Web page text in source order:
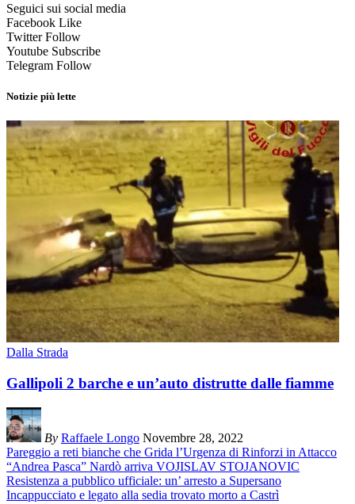
Seguici sui social media
Facebook Like
Twitter Follow
Youtube Subscribe
Telegram Follow
Notizie più lette
Dalla Strada
Gallipoli 2 barche e un’auto distrutte dalle fiamme
By Raffaele Longo Novembre 28, 2022
Pareggio a reti bianche che Grida l’Urgenza di Rinforzi in Attacco
“Andrea Pasca” Nardò arriva VOJISLAV STOJANOVIC
Resistenza a pubblico ufficiale: un’ arresto a Supersano
Incappucciato e legato alla sedia trovato morto a Castrì